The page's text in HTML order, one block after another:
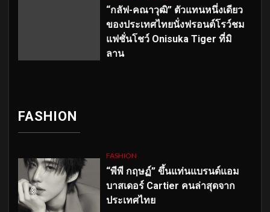
“กลัฟ-คณาวุฒิ” ตัวแทนหนึ่งเดียว
ของประเทศไทยนั่งฟรอนต์โรว์ชม
แฟชั่นโชว์ Onisuka Tiger ที่มิ
ลาน
FASHION
FASHION
“พีพี กฤษฏ์” ขึ้นแท่นแบรนด์แอม
บาสเดอร์ Cartier คนล่าสุดจาก
ประเทศไทย